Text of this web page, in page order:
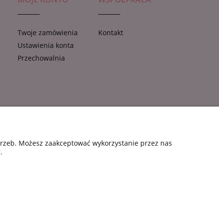
Twoje zamówienia
Ustawienia konta
Przechowalnia
Kontakt
Możesz zaakceptować wykorzystanie przez nas